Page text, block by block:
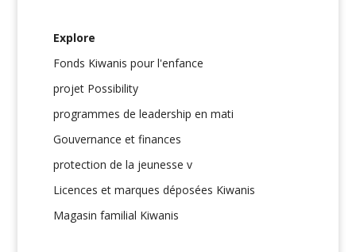
Explore
Fonds Kiwanis pour l'enfance
projet Possibility
programmes de leadership en mati
Gouvernance et finances
protection de la jeunesse v
Licences et marques déposées Kiwanis
Magasin familial Kiwanis